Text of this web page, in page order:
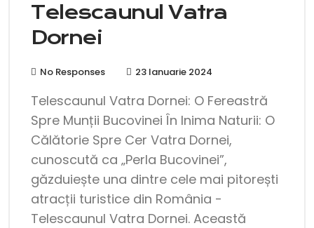
Telescaunul Vatra
Dornei
No Responses 23 Ianuarie 2024
Telescaunul Vatra Dornei: O Fereastră
Spre Munții Bucovinei În Inima Naturii: O
Călătorie Spre Cer Vatra Dornei,
cunoscută ca „Perla Bucovinei”,
găzduiește una dintre cele mai pitorești
atracții turistice din România -
Telescaunul Vatra Dornei. Această